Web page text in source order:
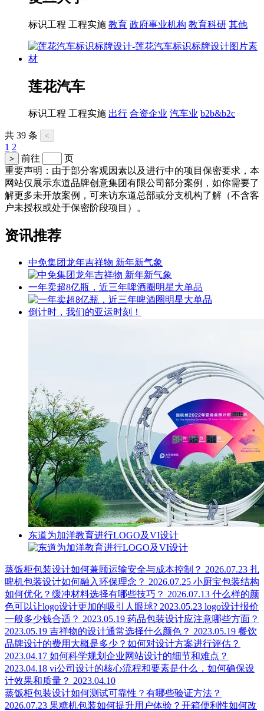
标识工程 工程实施 教育 政府事业机构 教育科研 其他
莲花汽车
标识工程 工程实施 出行 合资企业 汽车业 b2b&b2c
共 39 条 <
1 2
> 前往
页
重要声明：由于部分客观因素以及进行中的项目保密要求，本
网站仅展示东道品牌创意集团有限公司部分案例，如你需要了
解更多未开放案例，可来访东道总部或分支机构了解（不含客
户未授权或处于保密阶段项目）。
资讯推荐
中免集团龙年吉祥物 新年新气象
一年卖超8亿瓶，近三年啤酒圈明星大单品
倒计时，我们的亚运时刻！
东道为加洋教育进行LOGO及VI设计
蒸饭柜包装设计如何兼顾运输安全与成本控制？ 2026.07.23 扎
啤机包装设计如何融入环保理念？ 2026.07.25 小厨宝包装结构
如何优化？缓冲材料选择有哪些技巧？ 2026.07.13 什么样的颜
色可以让logo设计更加的吸引人眼球? 2023.05.23 logo设计报价
一般多少钱合适？ 2023.05.19 药品包装设计应注意哪些方面？
2023.05.19 吉祥物的设计通常选择什么颜色？ 2023.05.19 餐饮
品牌设计的费用大概是多少？如何对设计方案进行评估？
2023.04.17 如何科学规划企业网站设计的细节和难点？
2023.04.18 vi公司设计的核心流程和要素是什么，如何确保设
计效果和质量？ 2023.04.10
蒸饭柜包装设计如何测试可靠性？有哪些验证方法？
2026.07.23 果糖机包装如何提升用户体验？开箱便利性如何改